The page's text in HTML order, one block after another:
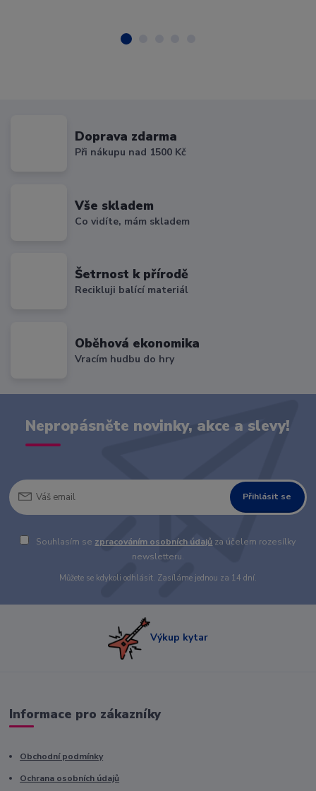
Doprava zdarma
Při nákupu nad 1500 Kč
Vše skladem
Co vidíte, mám skladem
Šetrnost k přírodě
Recikluji balící materiál
Oběhová ekonomika
Vracím hudbu do hry
Nepropásněte novinky, akce a slevy!
Přihlásit se
Souhlasím se zpracováním osobních údajů za účelem rozesílky
newsletteru.
Můžete se kdykoli odhlásit. Zasíláme jednou za 14 dní.
Výkup kytar
Informace pro zákazníky
Obchodní podmínky
Ochrana osobních údajů